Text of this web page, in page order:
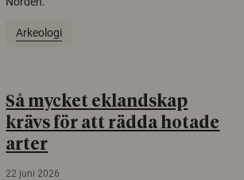
Arkeologi
Så mycket eklandskap
krävs för att rädda hotade
arter
22 juni 2026